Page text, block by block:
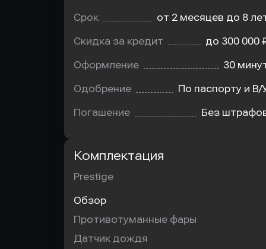
Срок от 2 месяцев до 8
Скидка за кредит до 300 000
Оформление 30
Одобрение По паспорту и В/
Погашение Без
Комплектация
Prestige
Обзор
Противотуманные фары
Датчик дождя